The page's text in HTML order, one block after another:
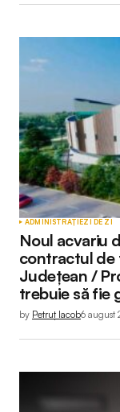
ADMINISTRAȚIEZI DE ZI
Noul acvariu
contractul de
Județean /
trebuie să fie
by Petruț Iacob6 august